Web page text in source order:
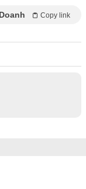
Copy link